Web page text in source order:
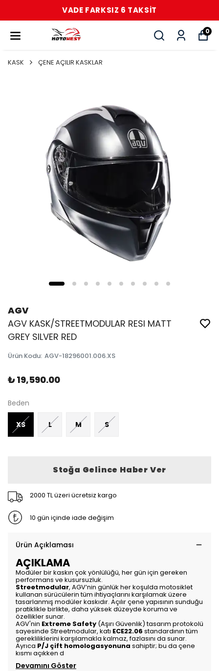
VADE FARKSIZ 6 TAKSİT
0
KASK ÇENE AÇILIR KASKLAR
AGV
AGV KASK/STREETMODULAR RESI MATT
GREY SILVER RED
Ürün Kodu: AGV-18296001.006.XS
₺ 19,590.00
Beden
XS L M S
Stoğa Gelince Haber Ver
2000 TL üzeri ücretsiz kargo
10 gün içinde iade değişim
Ürün Açıklaması
AÇIKLAMA
Modüler bir kaskın çok yönlülüğü, her gün için gereken
performans ve kusursuzluk.
Streetmodular, AGV’nin günlük her koşulda motosiklet
kullanan sürücülerin tüm ihtiyaçlarını karşılamak üzere
tasarlanmış modüler kaskıdır. Açılır çene yapısının sunduğu
pratiklikle birlikte, daha yüksek düzeyde koruma ve
özellikler sunar.
AGV'nin Extreme Safety (Aşırı Güvenlik) tasarım protokolü
sayesinde Streetmodular, katı ECE22.06 standardının tüm
gerekliliklerini karşılamakla kalmaz, fazlasını da sunar.
Ayrıca P/J çift homologasyonuna sahiptir; bu da çene
kısmı açıkken d
Devamını Göster